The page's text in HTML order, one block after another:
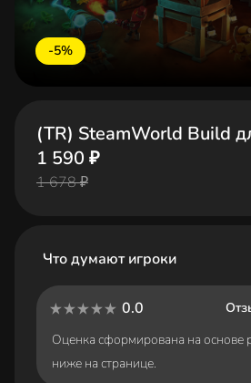
-5%
(TR) SteamWorld Build
1 590 ₽
1 678 ₽
Что думают игроки
0.0
Оценка сформирована на основе
ниже на странице.